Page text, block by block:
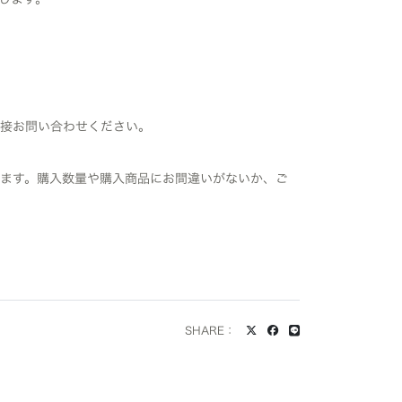
お問い合わせください。
す。購入数量や購入商品にお間違いがないか、ご
SHARE：